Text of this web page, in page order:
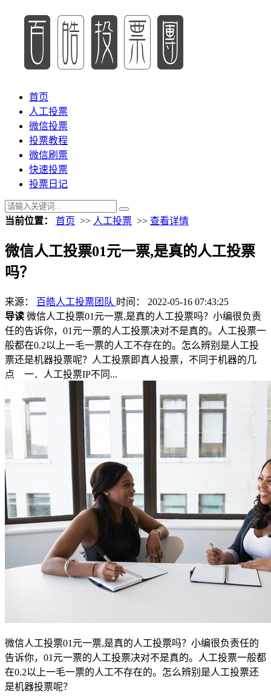
首页
人工投票
微信投票
投票教程
微信刷票
快速投票
投票日记
当前位置： 首页 >> 人工投票 >> 查看详情
微信人工投票01元一票,是真的人工投票
吗？
来源： 百皓人工投票团队 时间： 2022-05-16 07:43:25
导读 微信人工投票01元一票,是真的人工投票吗？小编很负责
任的告诉你，01元一票的人工投票决对不是真的。人工投票一
般都在0.2以上一毛一票的人工不存在的。怎么辨别是人工投
票还是机器投票呢？人工投票即真人投票，不同于机器的几
点 一．人工投票IP不同...
微信人工投票01元一票,是真的人工投票吗？小编很负责任的
告诉你，01元一票的人工投票决对不是真的。人工投票一般都
在0.2以上一毛一票的人工不存在的。怎么辨别是人工投票还
是机器投票呢？